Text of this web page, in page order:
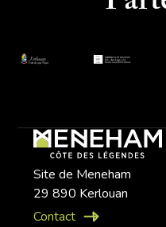
Site de Meneham
29 890 Kerlouan
Contact